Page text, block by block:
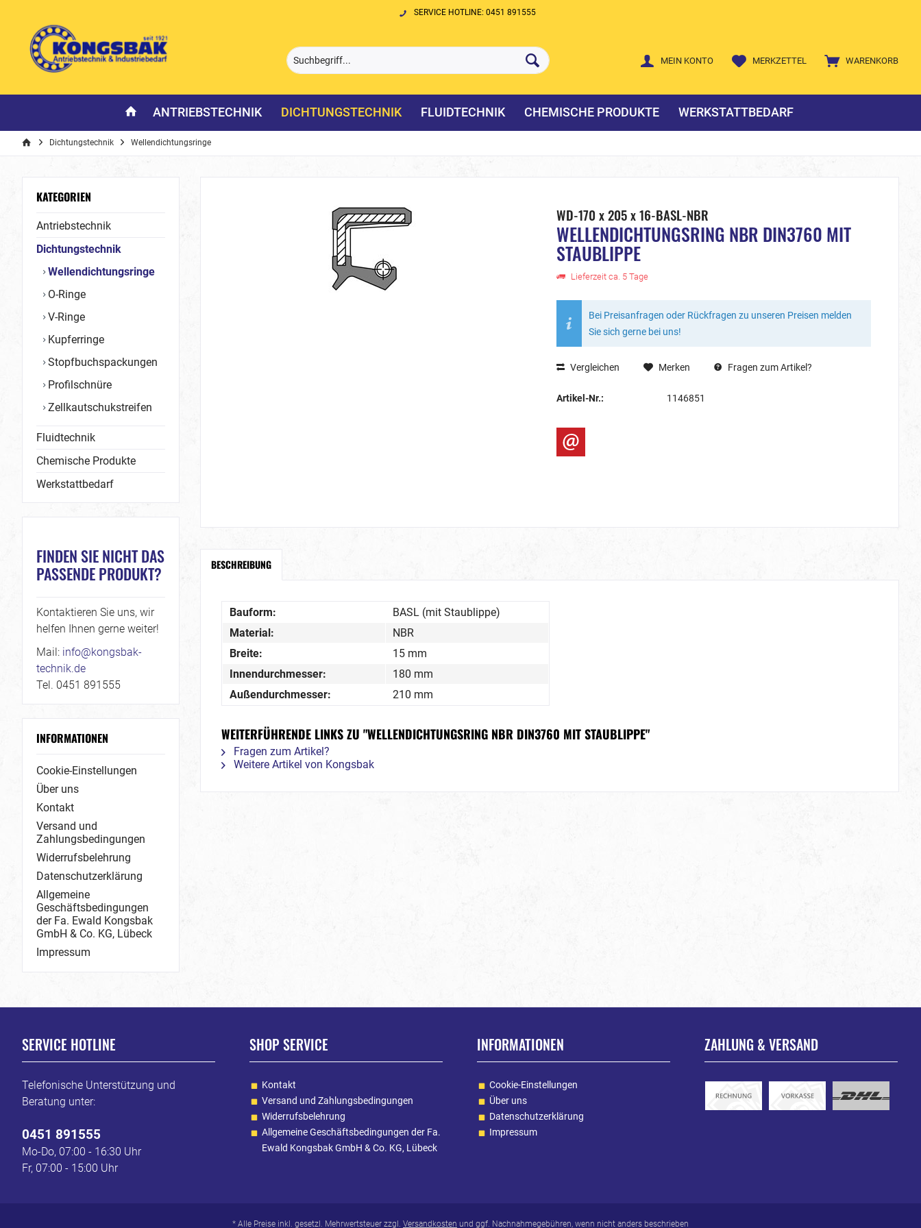
SERVICE HOTLINE: 0451 891555
WARENKORB
MERKZETTEL
MEIN KONTO
ANTRIEBSTECHNIK DICHTUNGSTECHNIK FLUIDTECHNIK CHEMISCHE PRODUKTE WERKSTATTBEDARF
Dichtungstechnik Wellendichtungsringe
KATEGORIEN
Antriebstechnik
Dichtungstechnik
Wellendichtungsringe
O-Ringe
V-Ringe
Kupferringe
Stopfbuchspackungen
Profilschnüre
Zellkautschukstreifen
Fluidtechnik
Chemische Produkte
Werkstattbedarf
FINDEN SIE NICHT DAS
PASSENDE PRODUKT?
Kontaktieren Sie uns, wir
helfen Ihnen gerne weiter!
Mail: info@kongsbak-
technik.de
Tel. 0451 891555
INFORMATIONEN
Cookie-Einstellungen
Über uns
Kontakt
Versand und
Zahlungsbedingungen
Widerrufsbelehrung
Datenschutzerklärung
Allgemeine
Geschäftsbedingungen
der Fa. Ewald Kongsbak
GmbH & Co. KG, Lübeck
Impressum
WD-170 x 205 x 16-BASL-NBR
WELLENDICHTUNGSRING NBR DIN3760 MIT
STAUBLIPPE
Lieferzeit ca. 5 Tage
Bei Preisanfragen oder Rückfragen zu unseren Preisen melden
Sie sich gerne bei uns!
Vergleichen Merken Fragen zum Artikel?
Artikel-Nr.: 1146851
BESCHREIBUNG
Bauform:
BASL (mit Staublippe)
Material:
NBR
Breite:
15 mm
Innendurchmesser:
180 mm
Außendurchmesser:
210 mm
WEITERFÜHRENDE LINKS ZU "WELLENDICHTUNGSRING NBR DIN3760 MIT STAUBLIPPE"
Fragen zum Artikel?
Weitere Artikel von Kongsbak
SERVICE HOTLINE
Telefonische Unterstützung und
Beratung unter:
0451 891555
Mo-Do, 07:00 - 16:30 Uhr
Fr, 07:00 - 15:00 Uhr
SHOP SERVICE
Kontakt
Versand und Zahlungsbedingungen
Widerrufsbelehrung
Allgemeine Geschäftsbedingungen der Fa.
Ewald Kongsbak GmbH & Co. KG, Lübeck
INFORMATIONEN
Cookie-Einstellungen
Über uns
Datenschutzerklärung
Impressum
ZAHLUNG & VERSAND
* Alle Preise inkl. gesetzl. Mehrwertsteuer zzgl. Versandkosten und ggf. Nachnahmegebühren, wenn nicht anders beschrieben